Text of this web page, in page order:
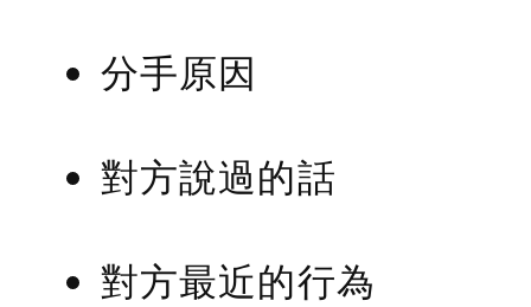
分手原因
對方說過的話
對方最近的行為